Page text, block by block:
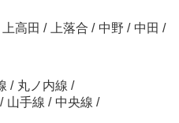
上高田 / 上落合 / 中野 / 中田 /
/ 丸ノ内線 /
/ 山手線 / 中央線 /